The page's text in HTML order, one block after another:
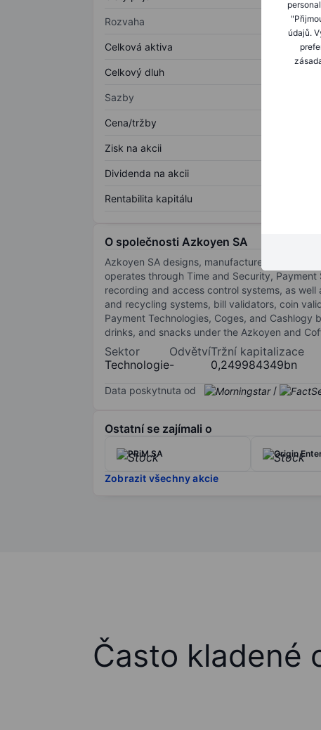
údajů.
Rozvaha
Celková aktiva
Celkový dluh
Sazby
Cena/tržby
Zisk na akcii
Dividenda na akcii
Rentabilita kapitálu
O společnosti Azkoyen SA
Azkoyen SA designs, manufactures, and
operates through Time and Security,
recording and access control systems, as
and recycling systems, bill validators, coin
Payment Technologies, Coges, and
drinks, and snacks under the Azkoyen and
Sektor
Technologie
Odvětví
-
Tržní kapitalizace
0,249984349bn
Data poskytnuta od /
Ostatní se zajímali o
PRiM SA Origin
Zobrazit všechny akcie
Často kladené